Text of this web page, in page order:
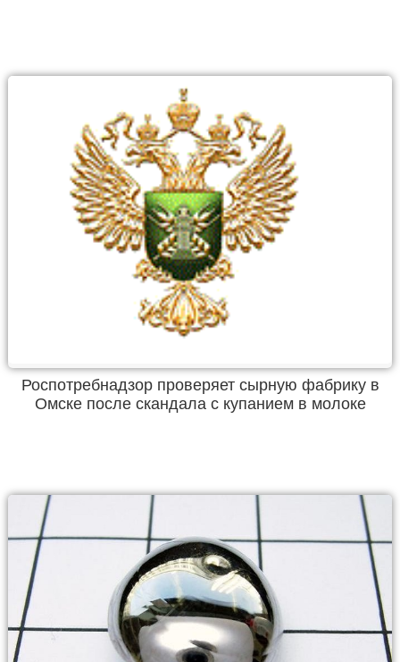
Роспотребнадзор проверяет сырную фабрику в
Омске после скандала с купанием в молоке